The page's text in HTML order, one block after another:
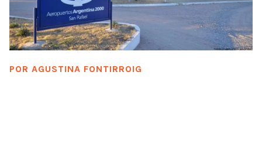
POR AGUSTINA FONTIRROIG